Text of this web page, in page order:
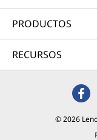
PRODUCTOS
RECURSOS
© 2026